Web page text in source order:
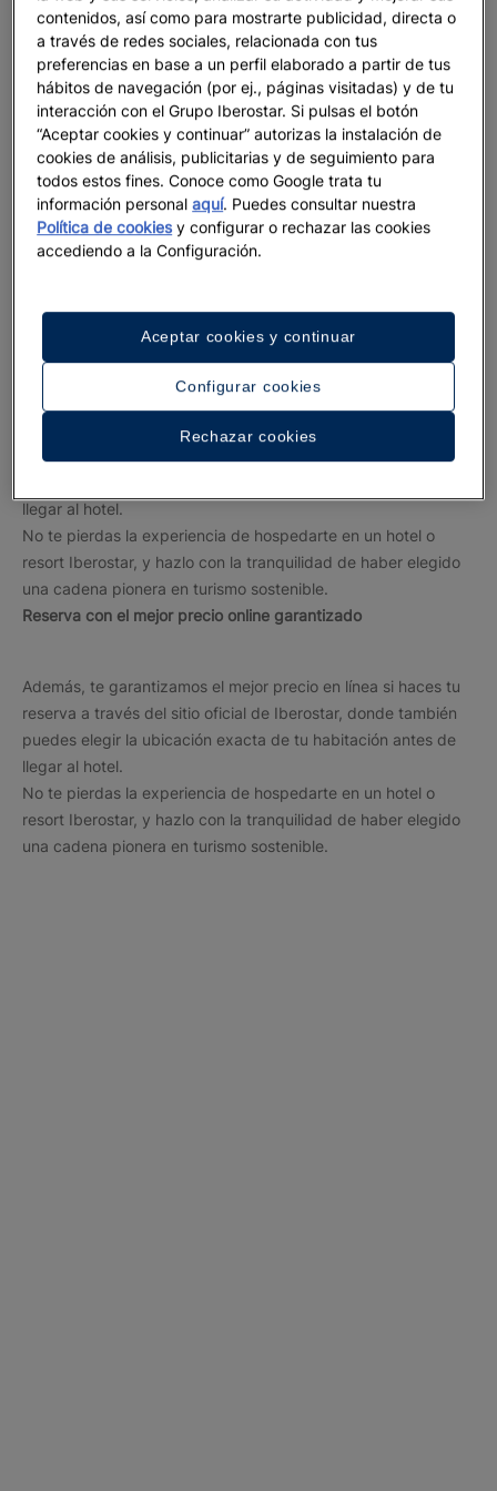
destinos
Descubre los mejores hoteles de 4 y 5 estrellas con Iberostar,
ubicados justo frente al mar, en algunos de los destinos más
increíbles del mundo. Desde el Caribe hasta el norte de África
o el Mediterráneo, todos nuestros hoteles de playa ofrecen
una ubicación privilegiada y un servicio de primer nivel para
que tus vacaciones sean inolvidables.
Casi cien hoteles Iberostar se distinguen por su calidad y
personalidad en lugares como Mallorca, Andalucía, Islas
Canarias, Marruecos, Montenegro, Miami, México, República
Reserva con el mejor precio online garantizado
Además, te garantizamos el mejor precio en línea si haces tu
reserva a través del sitio oficial de Iberostar, donde también
llegar al hotel.
No te pierdas la experiencia de hospedarte en un hotel o
resort Iberostar, y hazlo con la tranquilidad de haber elegido
una cadena pionera en turismo sostenible.
Reserva con el mejor precio online garantizado
Además, te garantizamos el mejor precio en línea si haces tu
reserva a través del sitio oficial de Iberostar, donde también
puedes elegir la ubicación exacta de tu habitación antes de
llegar al hotel.
No te pierdas la experiencia de hospedarte en un hotel o
resort Iberostar, y hazlo con la tranquilidad de haber elegido
una cadena pionera en turismo sostenible.
contenidos, así como para mostrarte publicidad, directa o
a través de redes sociales, relacionada con tus
preferencias en base a un perfil elaborado a partir de tus
hábitos de navegación (por ej., páginas visitadas) y de tu
interacción con el Grupo Iberostar. Si pulsas el botón
“Aceptar cookies y continuar” autorizas la instalación de
cookies de análisis, publicitarias y de seguimiento para
todos estos fines. Conoce como Google trata tu
información personalaquí. Puedes consultar nuestra
Política de cookiesy configurar o rechazar las cookies
accediendo a la Configuración.
Configurar cookies
Rechazar cookies
Aceptar cookies y continuar